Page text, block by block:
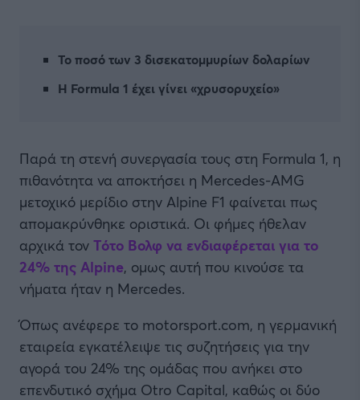
Το ποσό των 3 δισεκατομμυρίων δολαρίων
H Formula 1 έχει γίνει «χρυσορυχείο»
Παρά τη στενή συνεργασία τους στη Formula 1, η
πιθανότητα να αποκτήσει η Mercedes-AMG
μετοχικό μερίδιο στην Alpine F1 φαίνεται πως
απομακρύνθηκε οριστικά. Οι φήμες ήθελαν
αρχικά τον Τότο Βολφ να ενδιαφέρεται για το
24% της Alpine, ομως αυτή που κινούσε τα
νήματα ήταν η Mercedes.
Όπως ανέφερε το motorsport.com, η γερμανική
εταιρεία εγκατέλειψε τις συζητήσεις για την
αγορά του 24% της ομάδας που ανήκει στο
επενδυτικό σχήμα Otro Capital, καθώς οι δύο